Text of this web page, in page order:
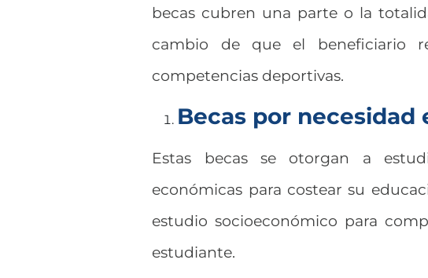
becas cubren una parte o la
cambio de que el beneficiario
competencias deportivas.
Becas por necesidad
Estas becas se otorgan a
económicas para costear su
estudio socioeconómico para
estudiante.